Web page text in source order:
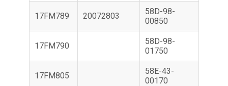
17FM789 20072803
58D-98-
00850
17FM790
58D-98-
01750
17FM805
58E-43-
00170